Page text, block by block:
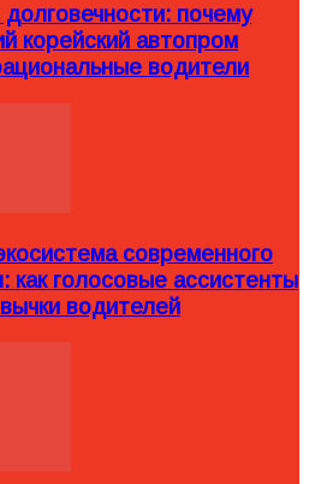
почему
корейский автопром
водители
современного
как голосовые ассистенты
водителей